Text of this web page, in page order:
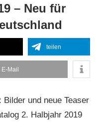
– Neu für
teilen
E-Mail
Bilder und neue Teaser
2. Halbjahr 2019